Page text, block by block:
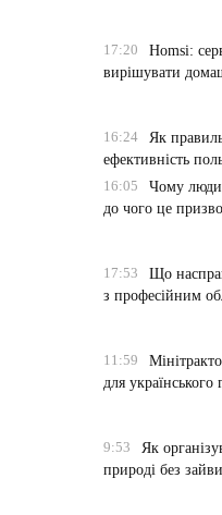
17:20
Homsi:
вирішувати
16:24
Як
ефективність
16:05
Чому люди
до чого це
17:53
Що
з професійним
11:59
для українського
9:53
Як
природі без